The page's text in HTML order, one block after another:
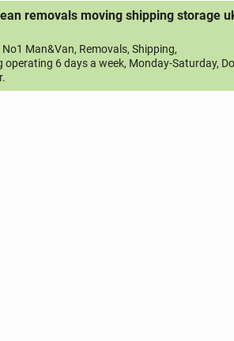
removals moving shipping storage
No1 Man&Van, Removals, Shipping,
operating 6 days a week, Monday-Saturday,